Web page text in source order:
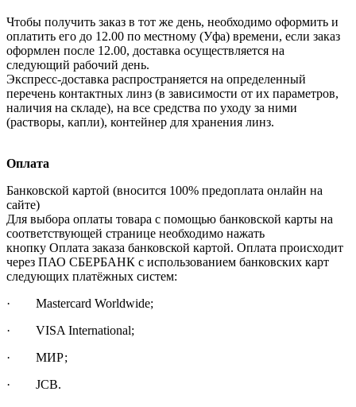
Чтобы получить заказ в тот же день, необходимо оформить и
оплатить его до 12.00 по местному (Уфа) времени, если заказ
оформлен после 12.00, доставка осуществляется на
следующий рабочий день.
Экспресс-доставка распространяется на определенный
перечень контактных линз (в зависимости от их параметров,
наличия на складе), на все средства по уходу за ними
(растворы, капли), контейнер для хранения линз.
Оплата
Банковской картой (вносится 100% предоплата онлайн на
сайте)
Для выбора оплаты товара с помощью банковской карты на
соответствующей странице необходимо нажать
кнопку Оплата заказа банковской картой. Оплата происходит
через ПАО СБЕРБАНК с использованием банковских карт
следующих платёжных систем:
· Mastercard Worldwide;
· VISA International;
· МИР;
· JCB.